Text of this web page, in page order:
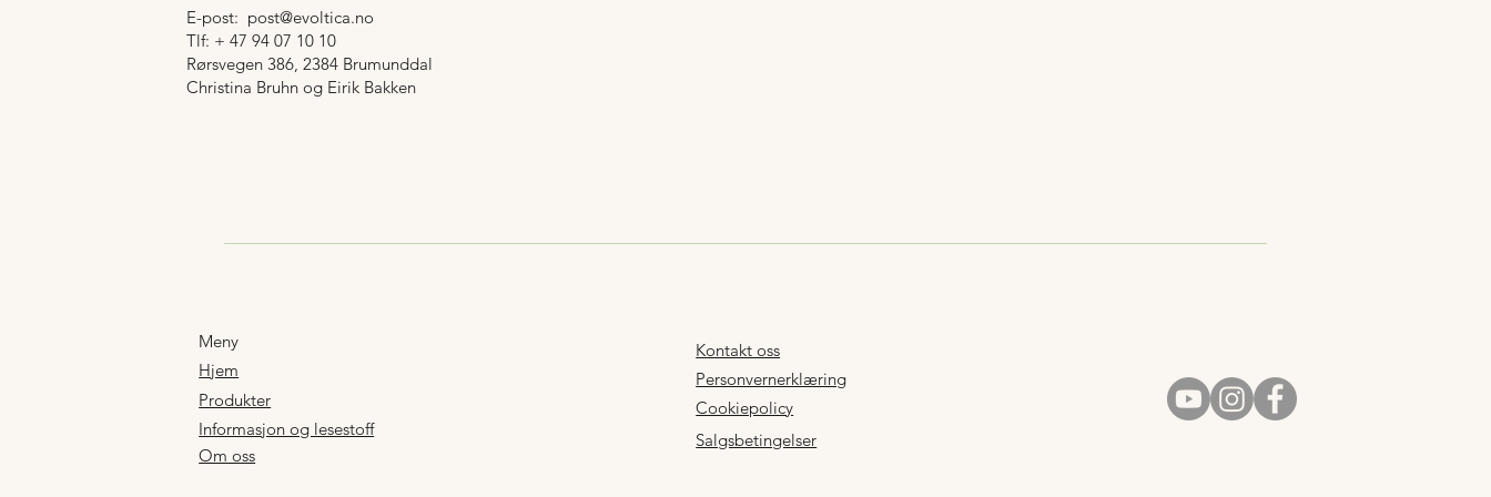
E-post: post@evoltica.no
Tlf: + 47 94 07 10 10
Rørsvegen 386, 2384 Brumunddal
Christina Bruhn og Eirik Bakken
Meny
Hjem
Produkter
Informasjon og lesestoff
Om oss
Kontakt oss
Personvernerklæring
Cookiepolicy
Salgsbetingelser